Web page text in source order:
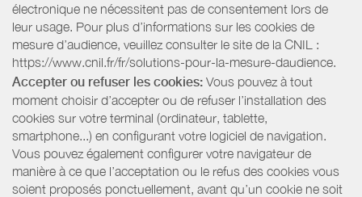
électronique ne nécessitent pas de consentement lors de
leur usage. Pour plus d’informations sur les cookies de
mesure d’audience, veuillez consulter le site de la CNIL :
https://www.cnil.fr/fr/solutions-pour-la-mesure-daudience.
Accepter ou refuser les cookies: Vous pouvez à tout
moment choisir d’accepter ou de refuser l’installation des
cookies sur votre terminal (ordinateur, tablette,
smartphone...) en configurant votre logiciel de navigation.
Vous pouvez également configurer votre navigateur de
manière à ce que l’acceptation ou le refus des cookies vous
soient proposés ponctuellement, avant qu’un cookie ne soit